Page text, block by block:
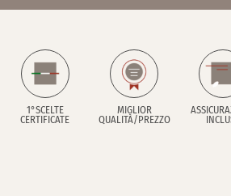
1°SCELTE
CERTIFICATE
MIGLIOR
QUALITÀ/PREZZO